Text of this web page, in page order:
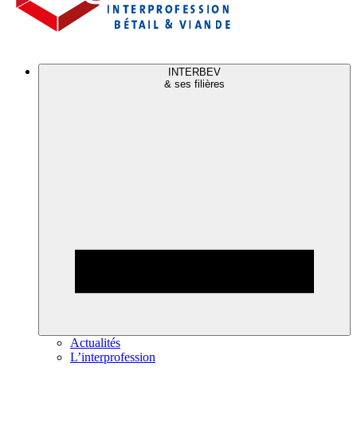
INTERBEV
& ses filières
Actualités
L’interprofession